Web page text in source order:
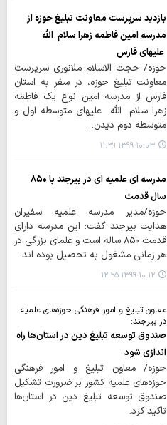
بازدید سرپرست معاونت تبلیغ حوزه از
مدرسه امین فاطمه زهرا سلام الله
علیهای فارس
حوزه/ حجت الاسلام ملانوری سرپرست
معاونت تبلیغ حوزه، در سفر به استان
فارس از مدرسه امین نوع یک فاطمه
زهرا سلام الله علیهای متوسطه اول و
متوسطه دوم دیدن…
۱۳۹۹-۱۰-۰۳ ۱۱:۳۱
مدرسه ای علمیه ای در بیرجند با ۸۵۰
سال قدمت
حوزه/مدیر مدرسه علمیه سفیران
هدایت بیرجند گفت: این مدرسه دارای
قدمت ۸۵۰ ساله است و علمای بزرگی در
هر زمانی مشغول به تحصیل بوده اند.
۱۳۹۹-۱۰-۱۲ ۱۲:۲۵
معاون تبلیغ و امور فرهنگی حوزه‌های علمیه
در بیرجند:
صندوق توسعه تبلیغ دین در استان‌ها راه
اندازی شود
حوزه/ معاون تبلیغ و امور فرهنگی
حوزه‌های‌ علمیه کشور بر ضرورت تشکیل
صندوق توسعه تبلیغ دین در استان‌ها
تاکید کرد.